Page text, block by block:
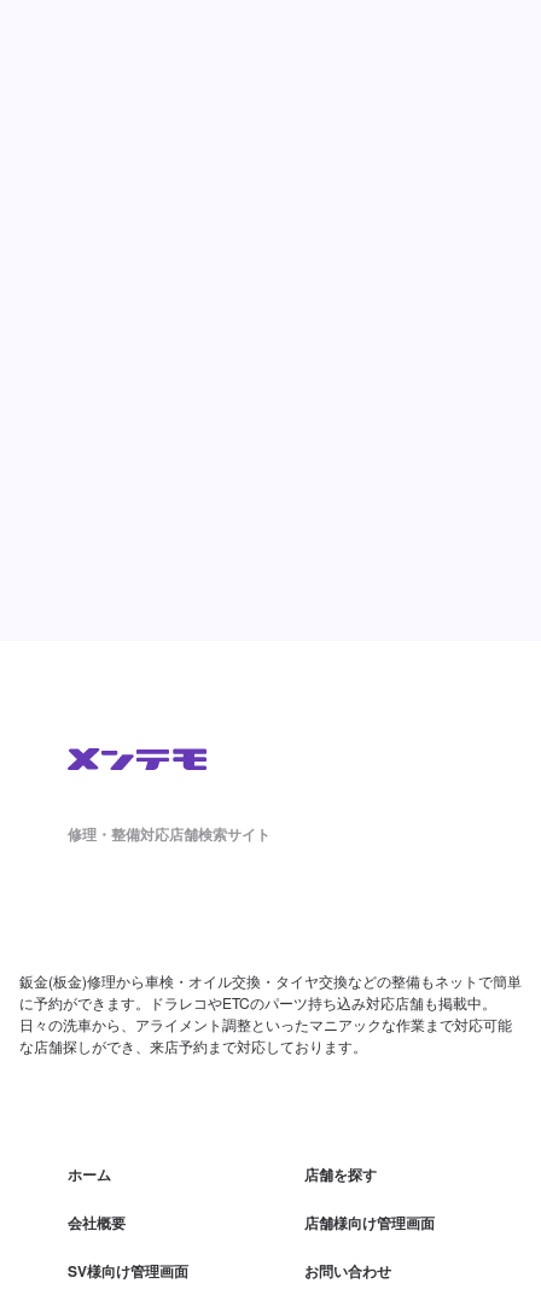
修理・整備対応店舗検索サイト
鈑金(板金)修理から車検・オイル交換・タイヤ交換などの整備もネットで簡単
に予約ができます。ドラレコやETCのパーツ持ち込み対応店舗も掲載中。
日々の洗車から、アライメント調整といったマニアックな作業まで対応可能
な店舗探しができ、来店予約まで対応しております。
ホーム 店舗を探す
会社概要 店舗様向け管理画面
SV様向け管理画面 お問い合わせ